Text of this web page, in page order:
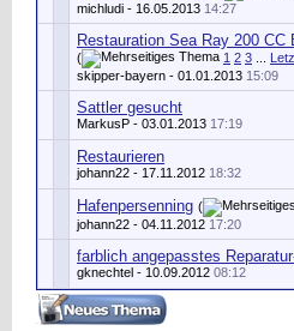
michludi - 16.05.2013 14:27
Restauration Sea Ray 200 CC
( 1 2 3
skipper-bayern - 01.01.2013 15:09
Sattler gesucht
MarkusP - 03.01.2013 17:19
Restaurieren
johann22 - 17.11.2012 18:32
Hafenpersenning (
johann22 - 04.11.2012 17:20
farblich angepasstes
gknechtel - 10.09.2012 08:12